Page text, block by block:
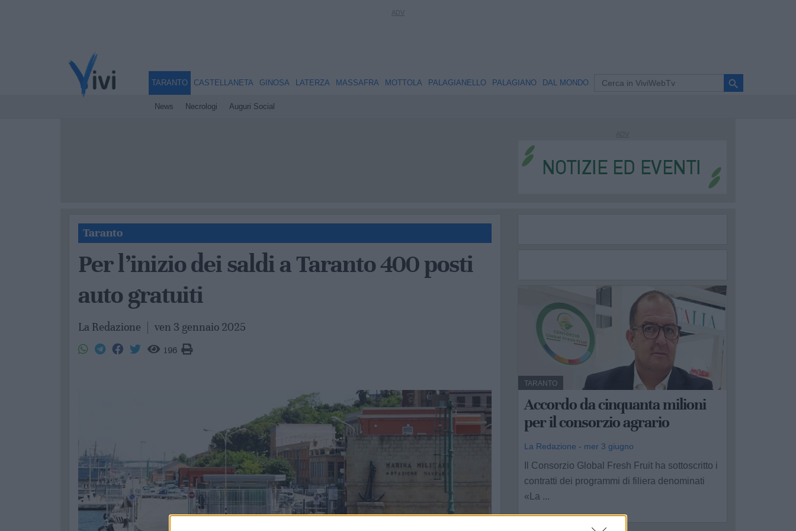
TARANTO
News Necrologi Auguri Social
CASTELLANETA GINOSA LATERZA MASSAFRA MOTTOLA PALAGIANELLO PALAGIANO DAL MONDO search
Taranto
Per l’inizio dei saldi a Taranto 400 posti
auto gratuiti
La Redazione ven 3 gennaio 2025
196
TARANTO
Accordo da cinquanta milioni
per il consorzio agrario
La Redazione - mer 3 giugno
Il Consorzio Global Fresh Fruit ha sottoscritto i
contratti dei programmi di filiera denominati
«La ...